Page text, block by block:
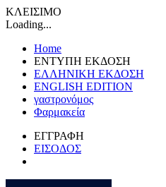
ΚΛΕΙΣΙΜΟ
Loading...
Home
ΕΝΤΥΠΗ ΕΚΔΟΣΗ
ΕΛΛΗΝΙΚΗ ΕΚΔΟΣΗ
ENGLISH EDITION
γαστρονόμος
Φαρμακεία
ΕΓΓΡΑΦΗ
ΕΙΣΟΔΟΣ